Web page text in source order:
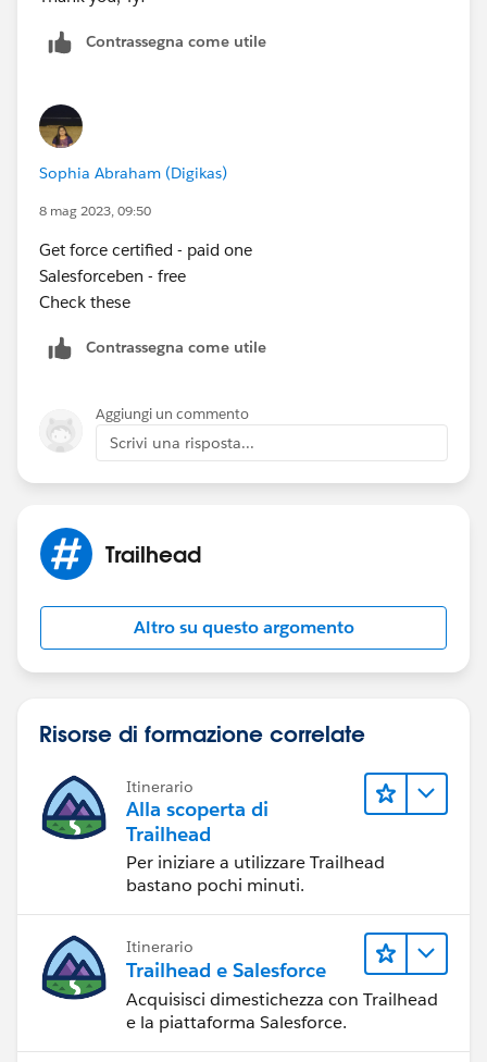
Contrassegna come utile
Sophia Abraham (Digikas)
8 mag 2023, 09:50
Get force certified - paid one
Salesforceben - free
Check these
Contrassegna come utile
Aggiungi un commento
Scrivi una risposta...
Trailhead
Altro su questo argomento
Risorse di formazione correlate
Itinerario
Alla scoperta di
Trailhead
Per iniziare a utilizzare Trailhead
bastano pochi minuti.
Itinerario
Trailhead e Salesforce
Acquisisci dimestichezza con Trailhead
e la piattaforma Salesforce.